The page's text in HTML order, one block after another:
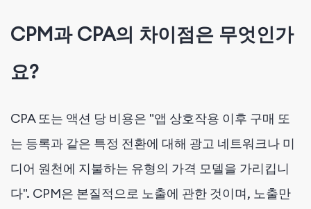
CPM과 CPA의 차이점은 무엇인가
요?
CPA 또는 액션 당 비용은 "앱 상호작용 이후 구매 또
는 등록과 같은 특정 전환에 대해 광고 네트워크나 미
디어 원천에 지불하는 유형의 가격 모델을 가리킵니
다". CPM은 본질적으로 노출에 관한 것이며, 노출만